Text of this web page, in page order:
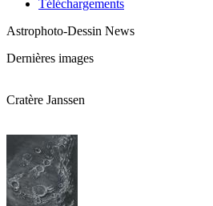
Téléchargements
Astrophoto-Dessin News
Dernières images
Cratère Janssen